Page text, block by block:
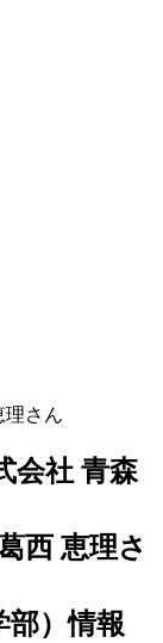
理さん
会社 青森
西 恵理さ
部）情報